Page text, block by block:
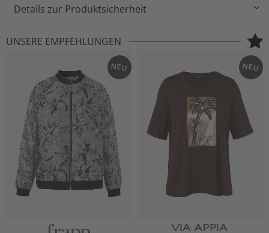
Details zur Produktsicherheit
UNSERE EMPFEHLUNGEN
NEU NEU